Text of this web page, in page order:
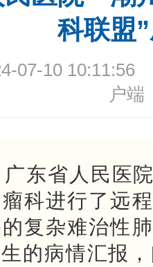
科联盟
07-10 10:11:56
户端
东省人民医
科进行了远
复杂难治性
的病情汇报